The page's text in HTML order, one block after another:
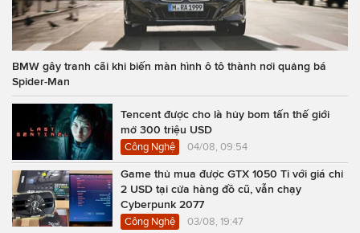
BMW gây tranh cãi khi biến màn hình ô tô thành nơi quảng bá
Spider-Man
Tencent được cho là hủy bom tấn thế giới
mở 300 triệu USD
Công Nghệ 04/08, 09:54
Game thủ mua được GTX 1050 Ti với giá chỉ
2 USD tại cửa hàng đồ cũ, vẫn chạy
Cyberpunk 2077
Công Nghệ 03/08, 19:47